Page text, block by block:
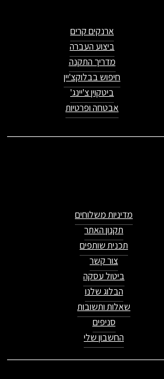
ארנקים קרים
ביצוע העברה
מדריך התקנה
חיפוש בבלוקצ'יין
ביטקוין צ'יינג'
אבטחה ופרטיות
מדיניות משלוחים
תקנון האתר
תכנית שותפים
צור קשר
ביטול עסקה
הבלוג שלנו
שאלות ותשובות
סניפים
החשבון שלי